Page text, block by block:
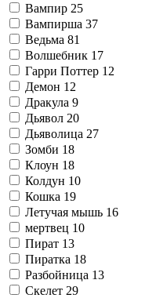
Вампир 25
Вампирша 37
Ведьма 81
Волшебник 17
Гарри Поттер 12
Демон 12
Дракула 9
Дьявол 20
Дьяволица 27
Зомби 18
Клоун 18
Колдун 10
Кошка 19
Летучая мышь 16
мертвец 10
Пират 13
Пиратка 18
Разбойница 13
Скелет 29